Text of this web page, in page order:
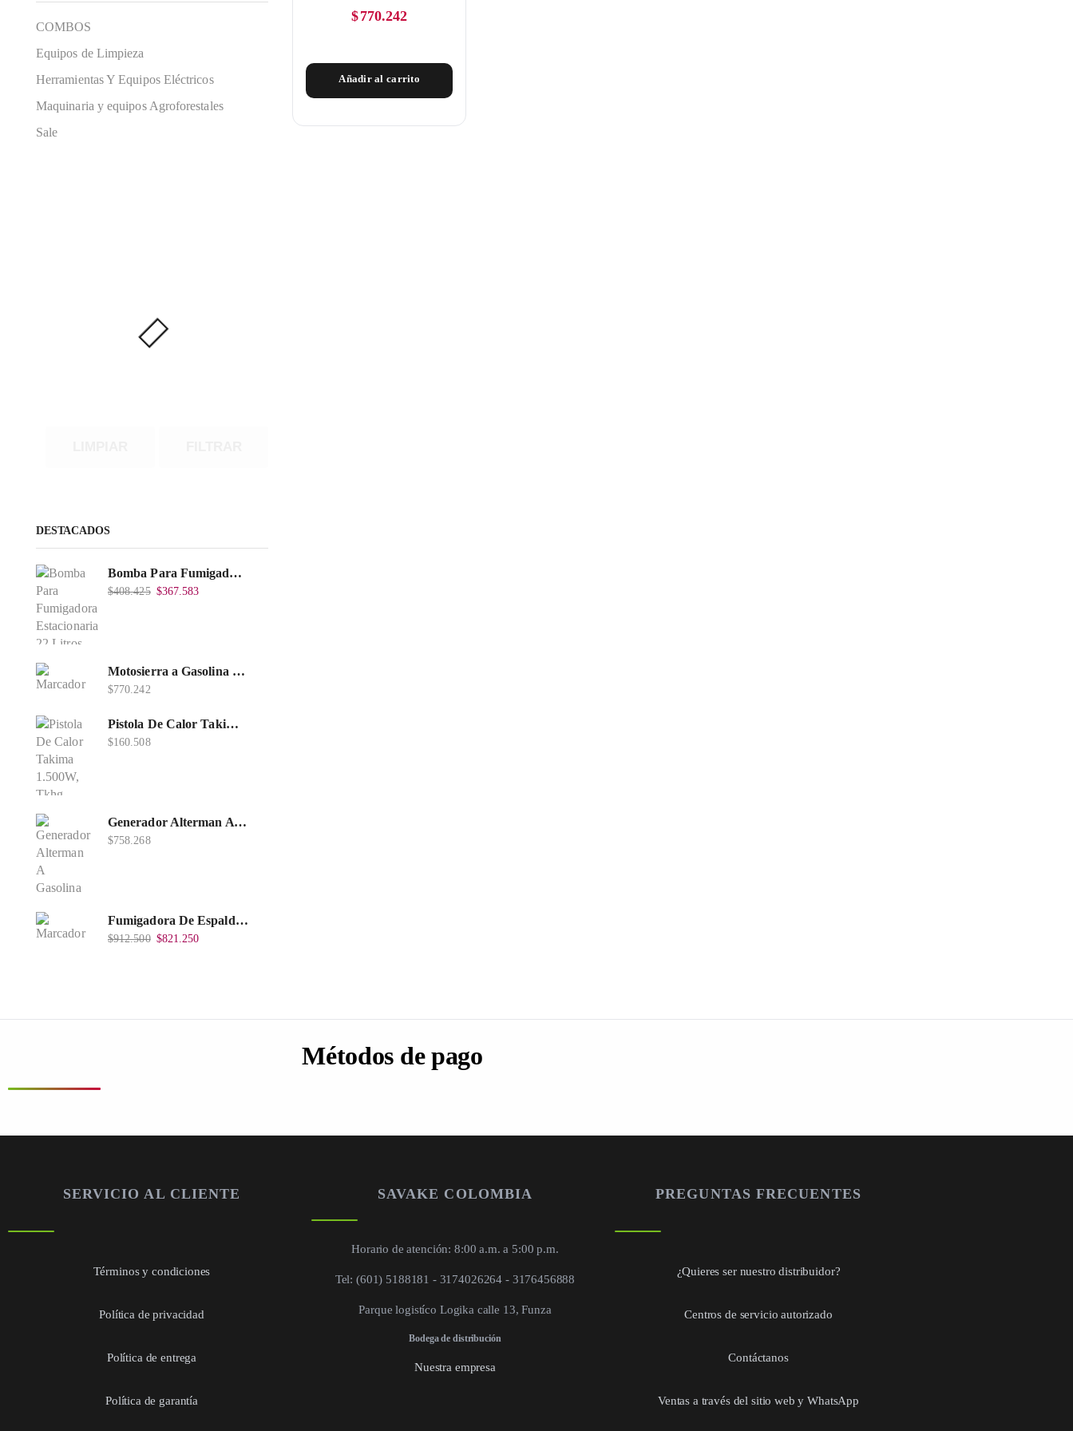
$770.242
Añadir al carrito
COMBOS
Equipos de Limpieza
Herramientas Y Equipos Eléctricos
Maquinaria y equipos Agroforestales
Sale
DESTACADOS
Bomba Para Fumigadora Estacionaria 22 Litros, Xp22-I.
$408.425 $367.583
Motosierra a Gasolina 52 Barra 20'' PD
$770.242
Pistola De Calor Takima 1.500W, Tkhg-1500.
$160.508
Generador Alterman A Gasolina 2T, 950W, Encendido Manual, 120 V, Con Chasis, EGG950-I.
$758.268
Fumigadora De Espalda Alterman Gasolina 2T, 26 Cc, Bomba Nylon Libre Mantenimiento, Tf900-A.
$912.500 $821.250
Métodos de pago
SERVICIO AL CLIENTE
Términos y condiciones
Política de privacidad
Política de entrega
Política de garantía
SAVAKE COLOMBIA
Horario de atención: 8:00 a.m. a 5:00 p.m.
Tel: (601) 5188181 - 3174026264 - 3176456888
Parque logistíco Logika calle 13, Funza
Bodega de distribución
Nuestra empresa
PREGUNTAS FRECUENTES
¿Quieres ser nuestro distribuidor?
Centros de servicio autorizado
Contáctanos
Ventas a través del sitio web y WhatsApp